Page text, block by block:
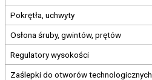
Pokrętła, uchwyty
Osłona śruby, gwintów, prętów
Regulatory wysokości
Zaślepki do otworów technologicznych